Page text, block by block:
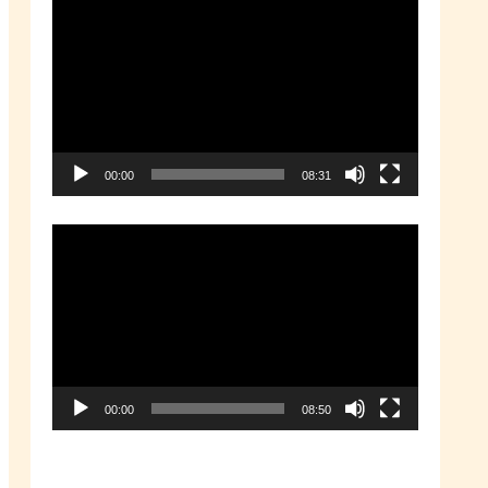
00:00 08:31
00:00 08:50